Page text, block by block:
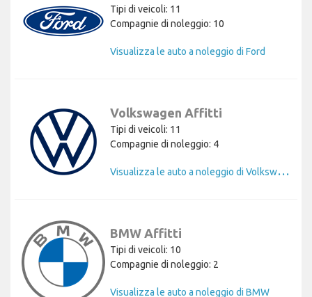
Tipi di veicoli: 11
Compagnie di noleggio: 10
Visualizza le auto a noleggio di Ford
Volkswagen Affitti
Tipi di veicoli: 11
Compagnie di noleggio: 4
V
isualizza le auto a noleggio di Volkswagen
BMW Affitti
Tipi di veicoli: 10
Compagnie di noleggio: 2
Visualizza le auto a noleggio di BMW